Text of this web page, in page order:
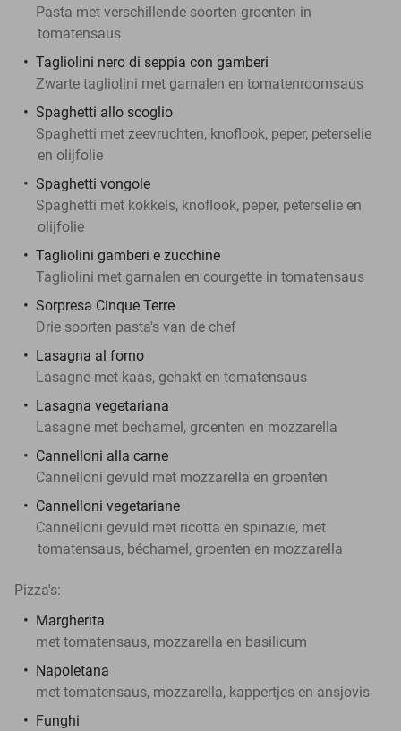
Pasta met verschillende soorten groenten in
tomatensaus
Tagliolini nero di seppia con gamberi
Zwarte tagliolini met garnalen en tomatenroomsaus
Spaghetti allo scoglio
Spaghetti met zeevruchten, knoflook, peper, peterselie
en olijfolie
Spaghetti vongole
Spaghetti met kokkels, knoflook, peper, peterselie en
olijfolie
Tagliolini gamberi e zucchine
Tagliolini met garnalen en courgette in tomatensaus
Sorpresa Cinque Terre
Drie soorten pasta's van de chef
Lasagna al forno
Lasagne met kaas, gehakt en tomatensaus
Lasagna vegetariana
Lasagne met bechamel, groenten en mozzarella
Cannelloni alla carne
Cannelloni gevuld met mozzarella en groenten
Cannelloni vegetariane
Cannelloni gevuld met ricotta en spinazie, met
tomatensaus, béchamel, groenten en mozzarella
Pizza's:
Margherita
met tomatensaus, mozzarella en basilicum
Napoletana
met tomatensaus, mozzarella, kappertjes en ansjovis
Funghi